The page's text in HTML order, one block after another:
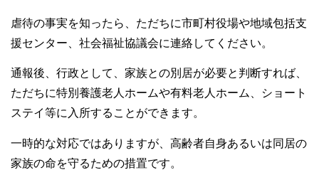
虐待の事実を知ったら、ただちに市町村役場や地域包括支
援センター、社会福祉協議会に連絡してください。
通報後、行政として、家族との別居が必要と判断すれば、
ただちに特別養護老人ホームや有料老人ホーム、ショート
ステイ等に入所することができます。
一時的な対応ではありますが、高齢者自身あるいは同居の
家族の命を守るための措置です。